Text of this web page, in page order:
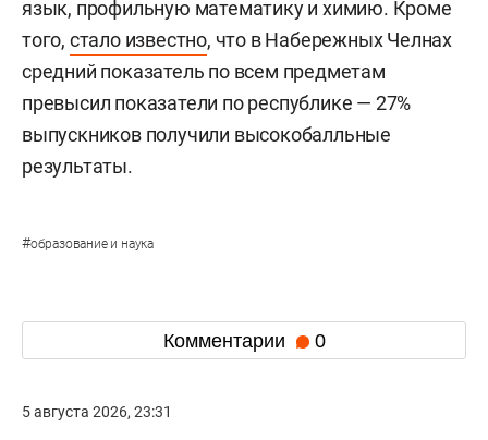
язык, профильную математику и химию. Кроме
того, стало известно, что в Набережных Челнах
средний показатель по всем предметам
превысил показатели по республике — 27%
выпускников получили высокобалльные
результаты.
#образование и наука
Комментарии 0
5 августа 2026, 23:31